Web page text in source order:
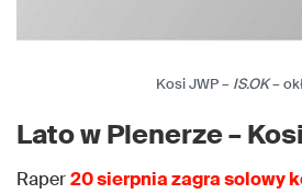
Kosi JWP – IS.OK–
Lato w Plenerze –
Raper20 sierpnia zagra solowy